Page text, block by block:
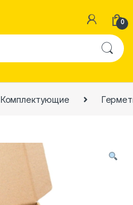
0
Комплектующие